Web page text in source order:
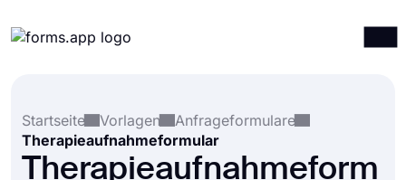
Integrationen
Vorlagen
Startseite
Vorlagen
Anfrageformulare
Therapieaufnahmeformular
Therapieaufnahmeform